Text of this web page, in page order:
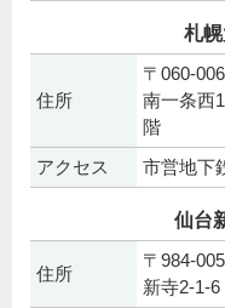
札
住所
〒060-
南一条西
階
アクセス 市営地下
仙台
住所
〒984-
新寺2-1-